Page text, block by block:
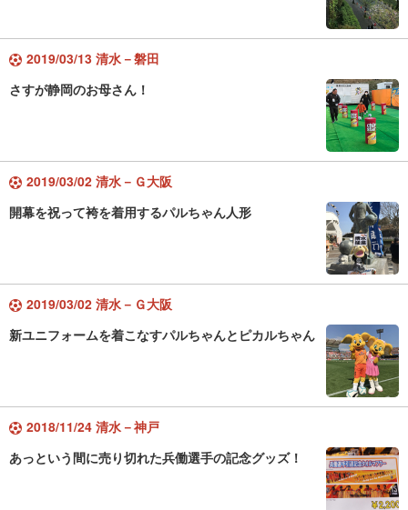
2019/03/13 清水－磐田
さすが静岡のお母さん！
2019/03/02 清水－Ｇ大阪
開幕を祝って袴を着用するパルちゃん人形
2019/03/02 清水－Ｇ大阪
新ユニフォームを着こなすパルちゃんとピカルちゃん
2018/11/24 清水－神戸
あっという間に売り切れた兵働選手の記念グッズ！